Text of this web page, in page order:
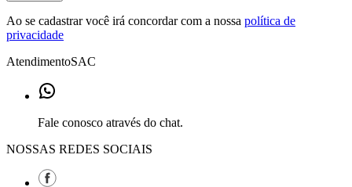
Ao se cadastrar você irá concordar com a nossa política de
privacidade
AtendimentoSAC
Fale conosco através do chat.
NOSSAS REDES SOCIAIS